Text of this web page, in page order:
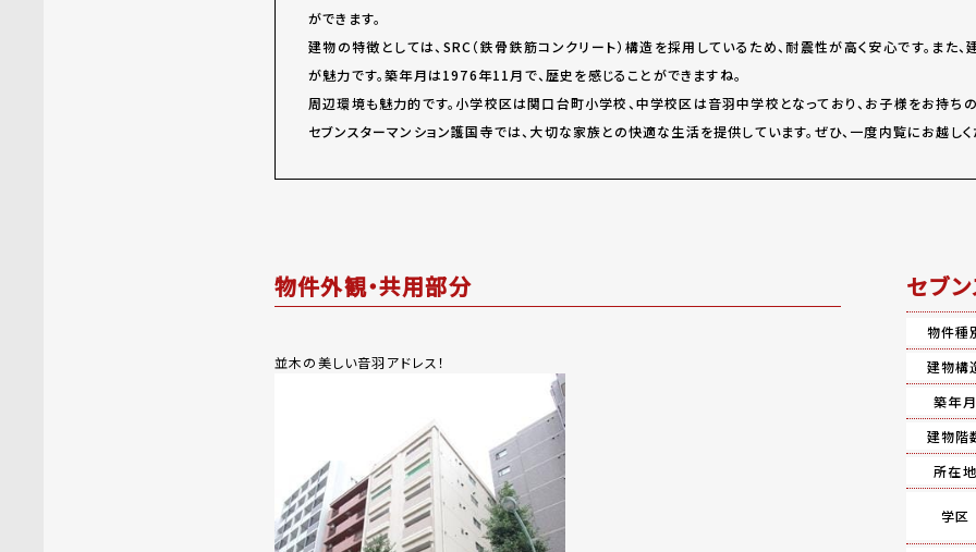
ができます。
建物の特徴としては、SRC（鉄骨鉄筋コンクリート）構造を採用しているため、耐震性が高く安心です。また
が魅力です。築年月は1976年11月で、歴史を感じることができますね。
周辺環境も魅力的です。小学校区は関口台町小学校、中学校区は音羽中学校となっており、お子様をお持ち
セブンスターマンション護国寺では、大切な家族との快適な生活を提供しています。ぜひ、一度内覧にお越しく
物件外観・共用部分
並木の美しい音羽アドレス！
セブ
物件種
建物構
築年月
建物階
所在地
学区